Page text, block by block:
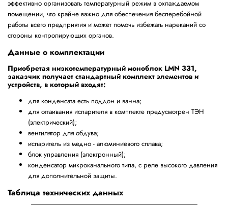
эффективно организовать температурный режим в охлаждаемом
помещении, что крайне важно для обеспечения бесперебойной
работы всего предприятия и может помочь избежать нареканий со
стороны контролирующих органов.
Данные о комплектации
Приобретая низкотемпературный моноблок LMN 331,
заказчик получает стандартный комплект элементов и
устройств, в который входят:
для конденсата есть поддон и ванна;
для оттаивания испарителя в комплекте предусмотрен ТЭН
(электрический);
вентилятор для обдува;
испаритель из медно - алюминиевого сплава;
блок управления (электронный);
конденсатор микроканального типа, с реле высокого давления
для дополнительной защиты.
Таблица технических данных